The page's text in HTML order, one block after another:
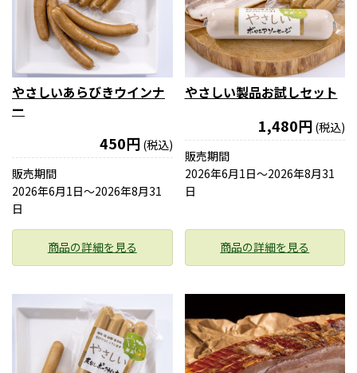
やさしいあらびきウインナ
ー
450円 (税込)
販売期間
2026年6月1日〜2026年8月31
日
商品の詳細を見る
やさしい製品お試しセット
1,480円 (税込)
販売期間
2026年6月1日〜2026年8月31
日
商品の詳細を見る